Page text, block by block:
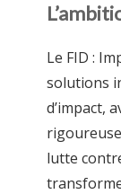
Le FID :
solutions
d’impact,
lutte